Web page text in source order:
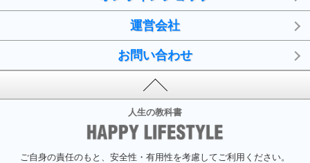
運営会社
お問い合わせ
人生の教科書
ご自身の責任のもと、安全性・有用性を考慮してご利用ください。